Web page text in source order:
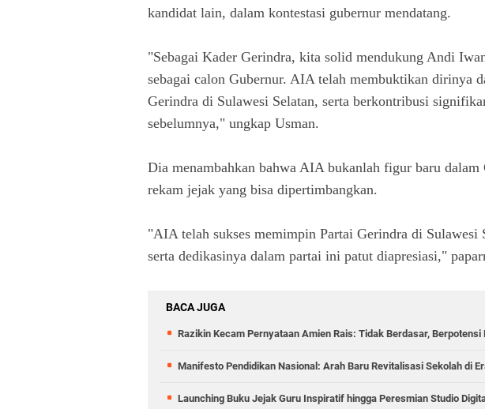
kandidat lain, dalam kontestasi gubernur mendatang.
"Sebagai Kader Gerindra, kita solid mendukung Andi
sebagai calon Gubernur. AIA telah membuktikan dirinya
Gerindra di Sulawesi Selatan, serta berkontribusi
sebelumnya," ungkap Usman.
Dia menambahkan bahwa AIA bukanlah figur baru
rekam jejak yang bisa dipertimbangkan.
"AIA telah sukses memimpin Partai Gerindra di Sulawesi
serta dedikasinya dalam partai ini patut diapresiasi,"
BACA JUGA
Razikin Kecam Pernyataan Amien Rais: Tidak Berdasar, Berpotensi
Manifesto Pendidikan Nasional: Arah Baru Revitalisasi Sekolah di
Launching Buku Jejak Guru Inspiratif hingga Peresmian Studio